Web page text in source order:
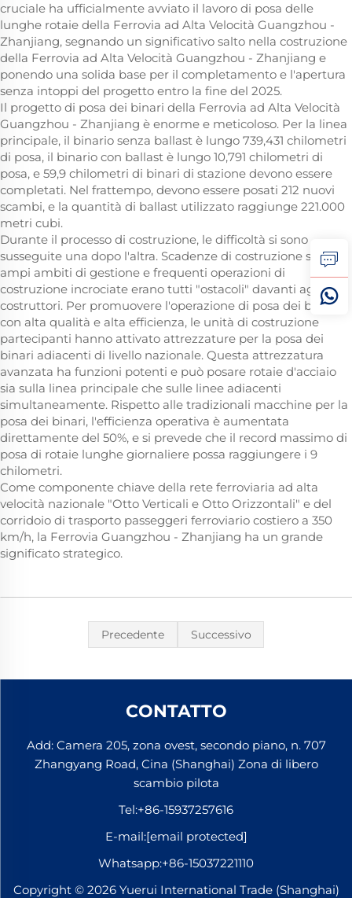
cruciale ha ufficialmente avviato il lavoro di posa delle
lunghe rotaie della Ferrovia ad Alta Velocità Guangzhou -
Zhanjiang, segnando un significativo salto nella costruzione
della Ferrovia ad Alta Velocità Guangzhou - Zhanjiang e
ponendo una solida base per il completamento e l'apertura
senza intoppi del progetto entro la fine del 2025.
Il progetto di posa dei binari della Ferrovia ad Alta Velocità
Guangzhou - Zhanjiang è enorme e meticoloso. Per la linea
principale, il binario senza ballast è lungo 739,431 chilometri
di posa, il binario con ballast è lungo 10,791 chilometri di
posa, e 59,9 chilometri di binari di stazione devono essere
completati. Nel frattempo, devono essere posati 212 nuovi
scambi, e la quantità di ballast utilizzato raggiunge 221.000
metri cubi.
Durante il processo di costruzione, le difficoltà si sono
susseguite una dopo l'altra. Scadenze di costruzione serrate,
ampi ambiti di gestione e frequenti operazioni di
costruzione incrociate erano tutti "ostacoli" davanti agli
costruttori. Per promuovere l'operazione di posa dei binari
con alta qualità e alta efficienza, le unità di costruzione
partecipanti hanno attivato attrezzature per la posa dei
binari adiacenti di livello nazionale. Questa attrezzatura
avanzata ha funzioni potenti e può posare rotaie d'acciaio
sia sulla linea principale che sulle linee adiacenti
simultaneamente. Rispetto alle tradizionali macchine per la
posa dei binari, l'efficienza operativa è aumentata
direttamente del 50%, e si prevede che il record massimo di
posa di rotaie lunghe giornaliere possa raggiungere i 9
chilometri.
Come componente chiave della rete ferroviaria ad alta
velocità nazionale "Otto Verticali e Otto Orizzontali" e del
corridoio di trasporto passeggeri ferroviario costiero a 350
km/h, la Ferrovia Guangzhou - Zhanjiang ha un grande
significato strategico.
Precedente Successivo
CONTATTO
Add: Camera 205, zona ovest, secondo piano, n. 707
Zhangyang Road, Cina (Shanghai) Zona di libero
scambio pilota
Tel:+86-15937257616
E-mail:[email protected]
Whatsapp:+86-15037221110
Copyright © 2026 Yuerui International Trade (Shanghai)